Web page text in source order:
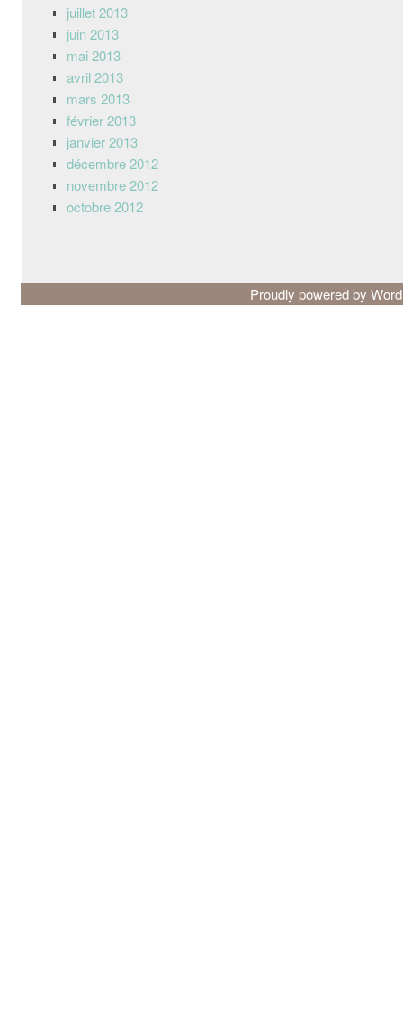
juillet 2013
juin 2013
mai 2013
avril 2013
mars 2013
février 2013
janvier 2013
décembre 2012
novembre 2012
octobre 2012
Proudly powered by